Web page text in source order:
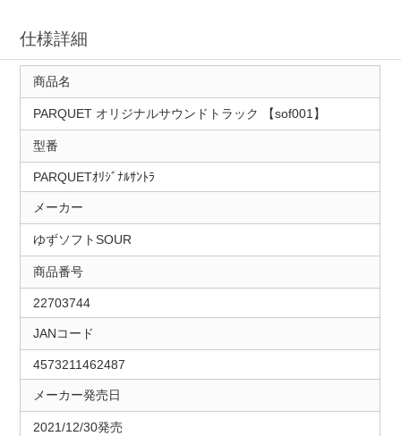
仕様詳細
商品名
PARQUET オリジナルサウンドトラック 【sof001】
型番
PARQUETｵﾘｼﾞﾅﾙｻﾝﾄﾗ
メーカー
ゆずソフトSOUR
商品番号
22703744
JANコード
4573211462487
メーカー発売日
2021/12/30発売